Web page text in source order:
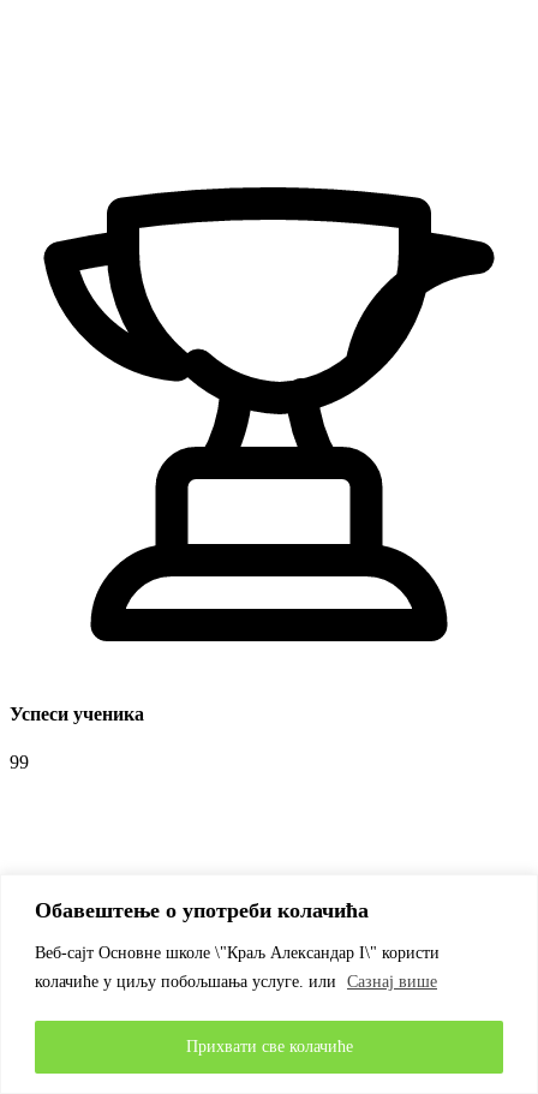
Обавештење о употреби колачића
Веб-сајт Основне школе \"Краљ Александар I\" користи
колачиће у циљу побољшања услуге. или
Сазнај више
Прихвати све колачиће
Успеси ученика
99